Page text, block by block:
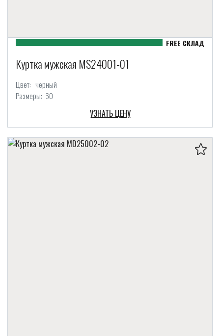
Куртка мужская MS24001-01
Цвет: черный
Размеры: 60
УЗНАТЬ ЦЕНУ